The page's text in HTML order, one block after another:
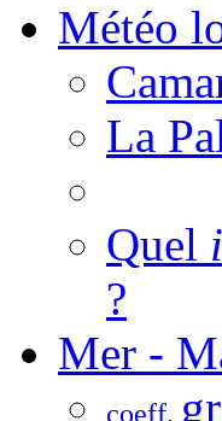
Météo
La
Quel
?
Mer -
coeff.